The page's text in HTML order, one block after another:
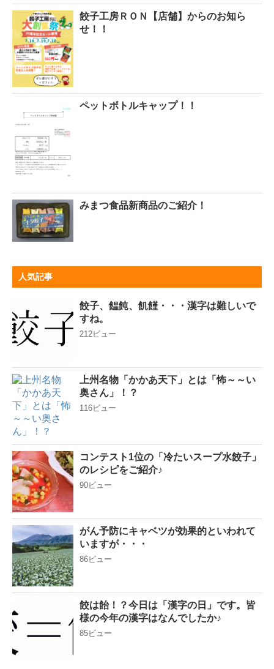
餃子工房ＲＯＮ【店舗】からのお知ら
せ！！
ペットボトルキャップ！！
みまつ食品新商品のご紹介！
人気記事
餃子、饂飩、飢饉・・・漢字は難しいで
すね。
212ビュー
上州名物「かかあ天下」とは「怖～～い
奥さん」！？
116ビュー
コンテスト1位の「冷たいスープ水餃子」
のレシピをご紹介♪
90ビュー
がん予防にキャベツが効果的といわれて
いますが・・・
86ビュー
餃は飴！？今日は「漢字の日」です。皆
様の今年の漢字はなんでしたか♪
85ビュー